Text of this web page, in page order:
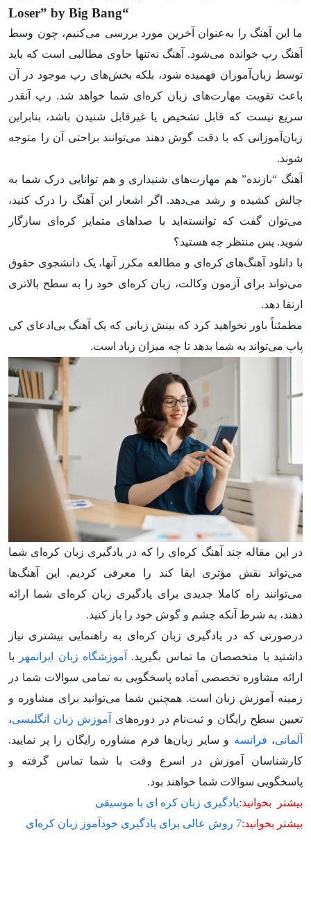
“Loser” by Big Bang
ما این آهنگ را به‌عنوان آخرین مورد بررسی می‌کنیم، چون وسط
آهنگ رپ خوانده می‌شود. آهنگ نه‌تنها حاوی مطالبی است که باید
توسط زبان‌آموزان فهمیده شود، بلکه بخش‌های رپ موجود در آن
باعث تقویت مهارت‌های زبان کره‌ای شما خواهد شد. رپ آنقدر
سریع نیست که قابل تشخیص یا غیرقابل شنیدن باشد، بنابراین
زبان‌آموزانی که با دقت گوش دهند می‌توانند براحتی آن را متوجه
شوند.
آهنگ “بازنده” هم مهارت‌های شنیداری و هم توانایی درک شما به
چالش کشیده و رشد می‌دهد. اگر اشعار این آهنگ را درک کنید،
می‌توان گفت که توانسته‌اید با صداهای متمایز کره‌ای سازگار
شوید. پس منتظر چه هستید؟
با دانلود آهنگ‌های کره‌ای و مطالعه مکرر آنها، یک دانشجوی حقوق
می‌تواند برای آزمون وکالت، زبان کره‌ای خود را به سطح بالاتری
ارتقا دهد.
مطمئناً باور نخواهید کرد که بینش زبانی که یک آهنگ بی‌ادعای کی
پاپ می‌تواند به شما بدهد تا چه میزان زیاد است.
در این مقاله چند آهنگ کره‌ای را که در یادگیری زبان کره‌ای شما
می‌تواند نقش مؤثری ایفا کند را معرفی کردیم. این آهنگ‌ها
می‌توانند راه کاملا جدیدی برای یادگیری زبان کره‌ای شما ارائه
دهند، به شرط آنکه چشم و گوش خود را باز کنید.
درصورتی که در یادگیری زبان کره‌ای به راهنمایی بیشتری نیاز
داشتید با متخصصان ما تماس بگیرید. آموزشگاه زبان ایرانمهر
با
ارائه مشاوره تخصصی آماده پاسخگویی به تمامی سوالات شما در
زمینه آموزش زبان است. همچنین شما می‌توانید برای مشاوره و
تعیین سطح رایگان و ثبت‌نام در دوره‌های
آموزش زبان انگلیسی،
آلمانی، فرانسه و سایر زبان‌ها فرم مشاوره رایگان را پر نمایید.
کارشناسان آموزش در اسرع وقت با شما تماس گرفته و
پاسخگویی سوالات شما خواهند بود.
بیشتر بخوانید:یادگیری زبان کره ‌ای با موسیقی
بیشتر بخوانید:7 روش عالی برای یادگیری خودآموز زبان کره‌ای